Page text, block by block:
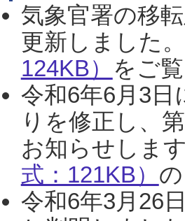
気象官署の移
更新しました
124KB） をご
令和6年6月3日
りを修正し、
お知らせしま
式：121KB）
令和6年3月26